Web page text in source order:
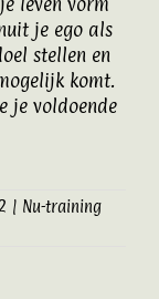
leven vorm
je ego als
stellen en
komt.
je voldoende
| Nu-training